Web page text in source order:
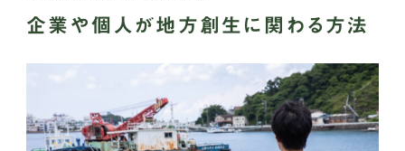
企業や個人が地方創生に関わる方法